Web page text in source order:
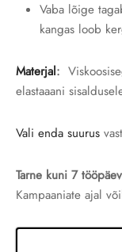
Vaba lõige
kangas loob
Materjal:
elastaaani
Vali enda suurus
Tarne kuni 7
Kampaaniate ajal